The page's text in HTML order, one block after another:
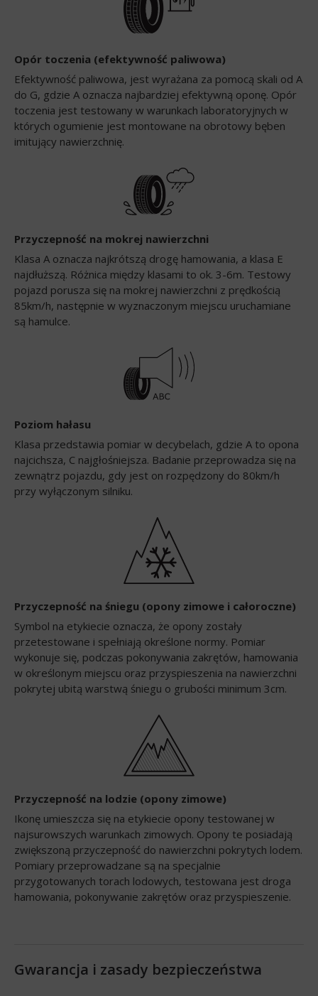
Opór toczenia (efektywność paliwowa)
Efektywność paliwowa, jest wyrażana za pomocą skali od A
do G, gdzie A oznacza najbardziej efektywną oponę. Opór
toczenia jest testowany w warunkach laboratoryjnych w
których ogumienie jest montowane na obrotowy bęben
imitujący nawierzchnię.
Przyczepność na mokrej nawierzchni
Klasa A oznacza najkrótszą drogę hamowania, a klasa E
najdłuższą. Różnica między klasami to ok. 3-6m. Testowy
pojazd porusza się na mokrej nawierzchni z prędkością
85km/h, następnie w wyznaczonym miejscu uruchamiane
są hamulce.
Poziom hałasu
Klasa przedstawia pomiar w decybelach, gdzie A to opona
najcichsza, C najgłośniejsza. Badanie przeprowadza się na
zewnątrz pojazdu, gdy jest on rozpędzony do 80km/h
przy wyłączonym silniku.
Przyczepność na śniegu (opony zimowe i całoroczne)
Symbol na etykiecie oznacza, że opony zostały
przetestowane i spełniają określone normy. Pomiar
wykonuje się, podczas pokonywania zakrętów, hamowania
w określonym miejscu oraz przyspieszenia na nawierzchni
pokrytej ubitą warstwą śniegu o grubości minimum 3cm.
Przyczepność na lodzie (opony zimowe)
Ikonę umieszcza się na etykiecie opony testowanej w
najsurowszych warunkach zimowych. Opony te posiadają
zwiększoną przyczepność do nawierzchni pokrytych lodem.
Pomiary przeprowadzane są na specjalnie
przygotowanych torach lodowych, testowana jest droga
hamowania, pokonywanie zakrętów oraz przyspieszenie.
Gwarancja i zasady bezpieczeństwa